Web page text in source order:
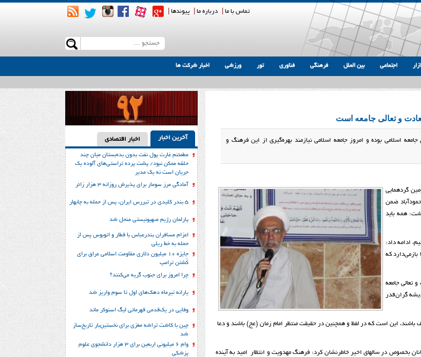
تماس با ما درباره ما پیوندها
اجتماعی بین الملل فرهنگی فناوری تور ورزشی اخبار شرکت ها
و تعالی جامعه است
اسلامی بوده و امروز جامعه اسلامی نیازمند بهره‌گیری از این فرهنگ و
گردهمایی
ضمن
همه باید
ادامه داد:
که
تعالی جامعه
گران‌قدر
بخصوص در سالهای اخیر خاطرنشان کرد: فرهنگ مهدویت و انتظار امید به آینده
آخرین اخبار اخبار اقتصادی
مطمئنم غارت پول نفت بدون بده‌بستان میان چند
حلقه ممکن نبود/ پشت پرده تراستی‌‌های آلوده یک
جریان است نه یک مدیر
آمادگی مرز سومار برای پذیرش روزانه ۳ هزار زائر
۵ بندر کلیدی در تیررس ایران، پس از حمله به چابهار
پارلمان رژیم صهیونیستی منحل شد
اعزام مسافران بندرعباس با قطار و اتوبوس پس از
حمله به خط ریلی
جایزه ۱۰ میلیون دلاری مقاومت اسلامی عراق برای
کُشتن ترامپ
چرا امروز برای جنوب گریه می‌کنند؟
یارانه تیرماه دهک‌های اول تا سوم واریز شد
وفایی در یک‎‌قدمی قهرمانی لیگ اسنوکر ماند
چین با کاشت تراشه مغزی برای نخستین‌بار تاریخ‌ساز
شد
وام ۶ میلیونی اربعین برای ۳ هزار دانشجوی علوم
پزشکی